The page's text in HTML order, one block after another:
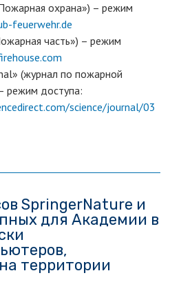
охрана») – режим
feuerwehr.de
часть») – режим
(журнал по пожарной
режим доступа:
science/journal/03
SpringerNature и
для Академии в
территории